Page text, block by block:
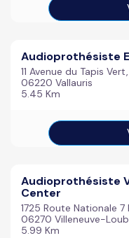
Audioprothésiste
11 Avenue du Tapis Vert,
06220 Vallauris
5.45 Km
Audioprothésiste
Center
1725 Route Nationale 7
06270 Villeneuve-
5.99 Km